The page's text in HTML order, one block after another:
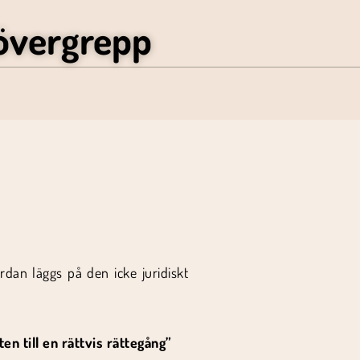
läggs på den icke juridiskt
till en rättvis rättegång”